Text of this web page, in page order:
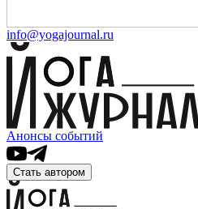
info@yogajournal.ru
Анонсы событий
Стать автором